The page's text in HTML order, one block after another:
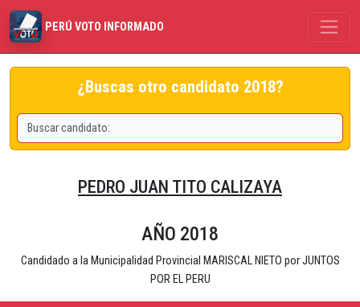
PERÚ VOTO INFORMADO
¿Buscas otro candidato 2018?
PEDRO JUAN TITO CALIZAYA
AÑO 2018
Candidado a la Municipalidad Provincial MARISCAL NIETO por JUNTOS
POR EL PERU